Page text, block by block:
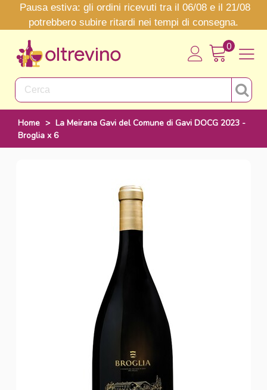
Pausa estiva: gli ordini ricevuti tra il 06/08 e il 21/08
potrebbero subire ritardi nei tempi di consegna.
0
Home > La Meirana Gavi del Comune di Gavi DOCG 2023 -
Broglia x 6